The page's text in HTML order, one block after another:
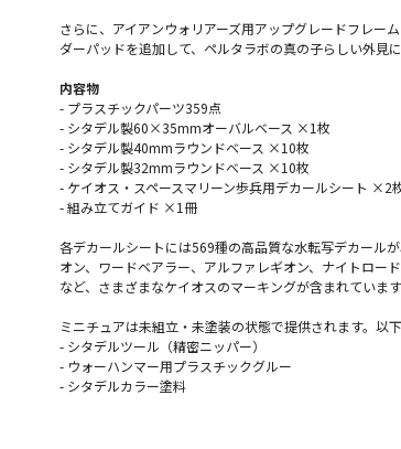
さらに、アイアンウォリアーズ用アップグレードフレー
ダーパッドを追加して、ペルタラボの真の子らしい外見
内容物
- プラスチックパーツ359点
- シタデル製60×35mmオーバルベース ×1枚
- シタデル製40mmラウンドベース ×10枚
- シタデル製32mmラウンドベース ×10枚
- ケイオス・スペースマリーン歩兵用デカールシート ×2
- 組み立てガイド ×1冊
各デカールシートには569種の高品質な水転写デカール
オン、ワードベアラー、アルファレギオン、ナイトロー
など、さまざまなケイオスのマーキングが含まれています
ミニチュアは未組立・未塗装の状態で提供されます。以
- シタデルツール（精密ニッパー）
- ウォーハンマー用プラスチックグルー
- シタデルカラー塗料